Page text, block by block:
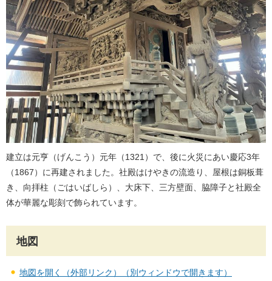
建立は元亨（げんこう）元年（1321）で、後に火災にあい慶応3年
（1867）に再建されました。社殿はけやきの流造り、屋根は銅板葺
き、向拝柱（ごはいばしら）、大床下、三方壁面、脇障子と社殿全
体が華麗な彫刻で飾られています。
地図
地図を開く（外部リンク）（別ウィンドウで開きます）